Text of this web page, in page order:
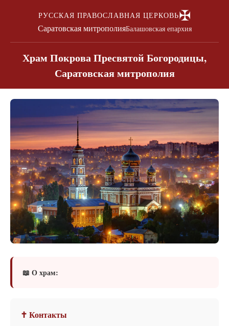
РУССКАЯ ПРАВОСЛАВНАЯ ЦЕРКОВЬ✠
Саратовская митрополияБалашовская епархия
Храм Покрова Пресвятой Богородицы,
Саратовская митрополия
📖 О храм:
✝ Контакты